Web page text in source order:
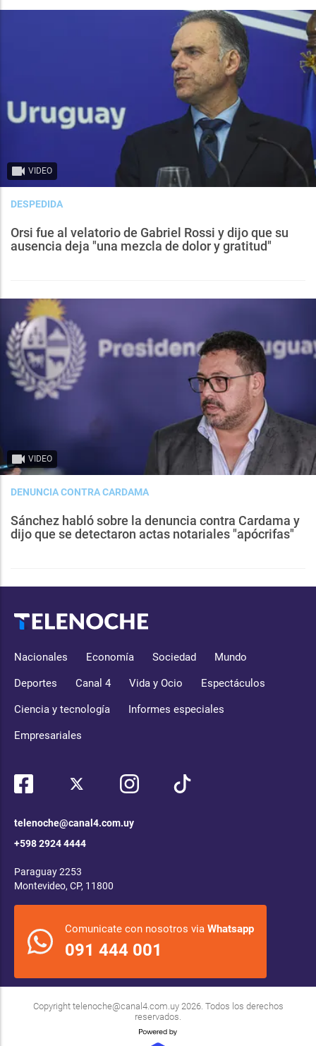
VIDEO
DESPEDIDA
Orsi fue al velatorio de Gabriel Rossi y dijo que su
ausencia deja "una mezcla de dolor y gratitud"
VIDEO
DENUNCIA CONTRA CARDAMA
Sánchez habló sobre la denuncia contra Cardama y
dijo que se detectaron actas notariales "apócrifas"
Nacionales Economía Sociedad Mundo
Deportes Canal 4 Vida y Ocio Espectáculos
Ciencia y tecnología Informes especiales
Empresariales
telenoche@canal4.com.uy
+598 2924 4444
Paraguay 2253
Montevideo, CP, 11800
Comunicate con nosotros via Whatsapp
091 444 001
Copyright telenoche@canal4.com.uy2026. Todos los derechos
reservados.